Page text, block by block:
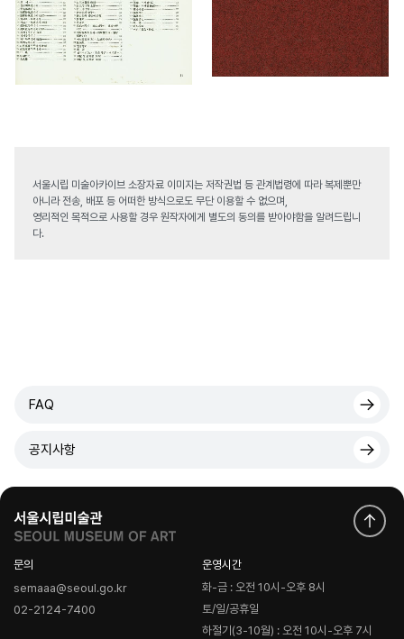
서울시립 미술아카이브 소장자료 이미지는 저작권법 등 관계법령에 따라 복제뿐만
아니라 전송, 배포 등 어떠한 방식으로도 무단 이용할 수 없으며,
영리적인 목적으로 사용할 경우 원작자에게 별도의 동의를 받아야함을 알려드립니
다.
FAQ
공지사항
문의
semaaa@seoul.go.kr
02-2124-7400
운영시간
화-금 : 오전 10시-오후 8시
토/일/공휴일
하절기(3-10월) : 오전 10시-오후 7시